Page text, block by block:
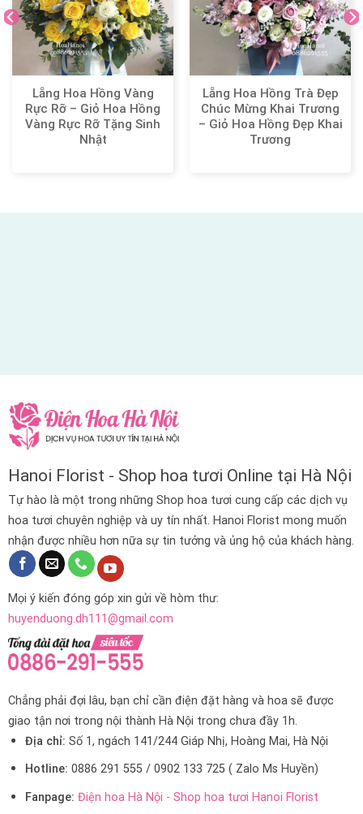
Lẵng Hoa Hồng Vàng
Rực Rỡ – Giỏ Hoa Hồng
Vàng Rực Rỡ Tặng Sinh
Nhật
Lẵng Hoa Hồng Trà Đẹp
Chúc Mừng Khai Trương
– Giỏ Hoa Hồng Đẹp Khai
Trương
Hanoi Florist - Shop hoa tươi Online tại Hà Nội
Tự hào là một trong những Shop hoa tươi cung cấp các dịch vụ
hoa tươi chuyên nghiệp và uy tín nhất. Hanoi Florist mong muốn
nhận được nhiều hơn nữa sự tin tưởng và ủng hộ của khách hàng.
Mọi ý kiến đóng góp xin gửi về hòm thư:
huyenduong.dh111@gmail.com
Chẳng phải đợi lâu, bạn chỉ cần điện đặt hàng và hoa sẽ được
giao tận nơi trong nội thành Hà Nội trong chưa đầy 1h.
Địa chỉ: Số 1, ngách 141/244 Giáp Nhị, Hoàng Mai, Hà Nội
Hotline: 0886 291 555 / 0902 133 725 ( Zalo Ms Huyền)
Fanpage: Điện hoa Hà Nội - Shop hoa tươi Hanoi Florist